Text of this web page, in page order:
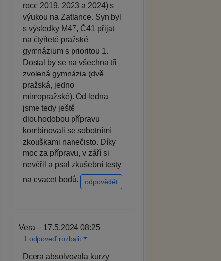
roce 2019, 2023 a 2024) s
výukou na Zatlance. Syn byl
s výsledky M47, Č41 přijat
na čtyřleté pražské
gymnázium s prioritou 1.
Dostal by se na všechna tři
zvolená gymnázia (dvě
pražská, jedno
mimopražské). Od ledna
jsme tedy ještě
dlouhodobou přípravu
kombinovali se sobotními
zkouškami nanečisto. Díky
moc za přípravu, v září si
nevěřil a psal zkušební testy
na dvacet bodů.
odpovědět
Vera – 17.5.2024 08:25
1 odpoveď rozbalit
Dcera absolvovala kurzy